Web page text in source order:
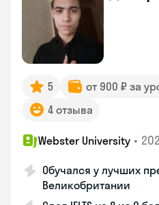
5 от 900 ₽ за
4 отзыва
Webster University •
Обучался у лучших
Великобритании